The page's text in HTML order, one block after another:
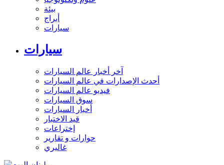
بيئة
أبراج
سيارات
سيارات
آخر أخبار عالم السيارات
أحدث الإصدارات في عالم السيارات
فيديو عالم السيارات
سوق السيارات
أخبار السيارات
قيد الاختبار
إختراعات
حوارات و تقارير
غاليري